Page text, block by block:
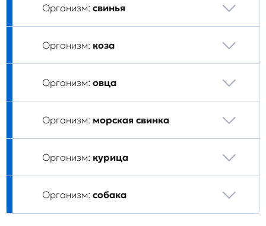
Организм: свинья
Организм: коза
Организм: овца
Организм: морская свинка
Организм: курица
Организм: собака